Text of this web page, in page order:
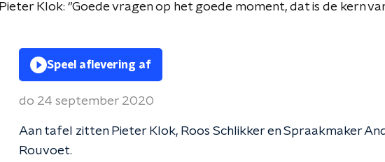
Pieter Klok: ‘’Goede vragen op het goede moment, dat is de kern
Speel aflevering af
do 24 september 2020
Aan tafel zitten Pieter Klok, Roos Schlikker en Spraakmaker
Rouvoet.